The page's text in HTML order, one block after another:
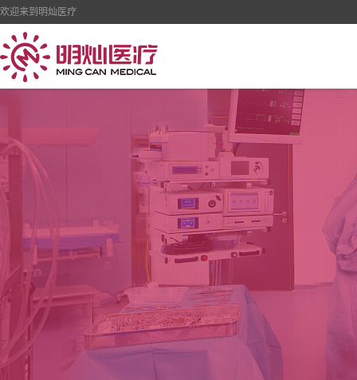
欢迎来到明灿医疗